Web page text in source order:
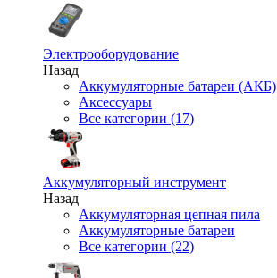
Электрооборудование
Назад
Аккумуляторные батареи (АКБ)
Аксессуары
Все категории (17)
Аккумуляторный инструмент
Назад
Аккумуляторная цепная пила
Аккумуляторные батареи
Все категории (22)